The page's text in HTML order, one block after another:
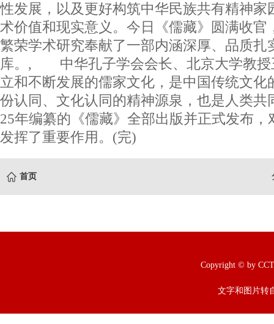
性发展，以及更好构筑中华民族共有精神家
术价值和现实意义。今日《儒藏》圆满收官
繁荣学术研究奉献了一部内涵深厚、品质扎
库。, 中华孔子学会会长、北京大学教授
立和不断发展的儒家文化，是中国传统文化
份认同、文化认同的精神源泉，也是人类共
25年编纂的《儒藏》全部出版并正式发布
发挥了重要作用。(完)
首页
Copyright © by
文字和图片转